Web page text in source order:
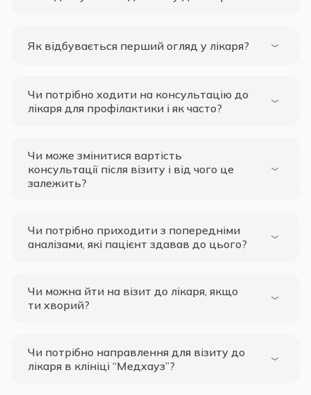
Як відбувається перший огляд у лікаря?
Чи потрібно ходити на консультацію до
лікаря для профілактики і як часто?
Чи може змінитися вартість
консультації після візиту і від чого це
залежить?
Чи потрібно приходити з попередніми
аналізами, які пацієнт здавав до цього?
Чи можна йти на візит до лікаря, якщо
ти хворий?
Чи потрібно направлення для візиту до
лікаря в клініці “Медхауз”?